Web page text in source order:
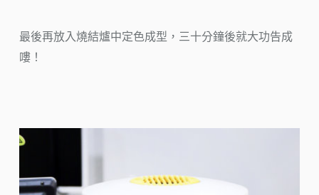
最後再放入燒結爐中定色成型，三十分鐘後就大功告成
嘍！